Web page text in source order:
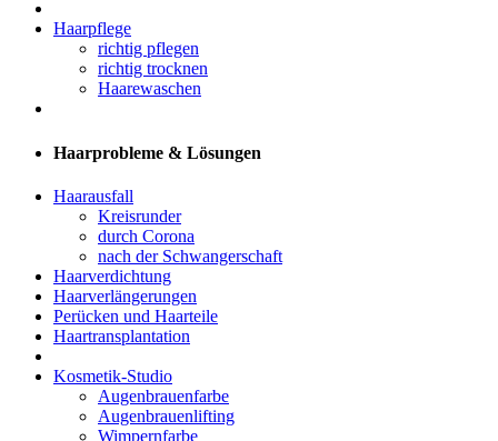
Haarpflege
richtig pflegen
richtig trocknen
Haarewaschen
Haarprobleme & Lösungen
Haarausfall
Kreisrunder
durch Corona
nach der Schwangerschaft
Haarverdichtung
Haarverlängerungen
Perücken und Haarteile
Haartransplantation
Kosmetik-Studio
Augenbrauenfarbe
Augenbrauenlifting
Wimpernfarbe